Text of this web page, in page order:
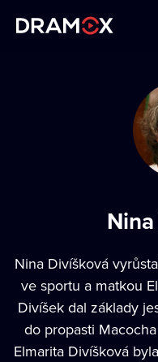
Nina Divíšková
ve sportu a matkou
Divíšek dal základy
do propasti
Elmarita Divíšková